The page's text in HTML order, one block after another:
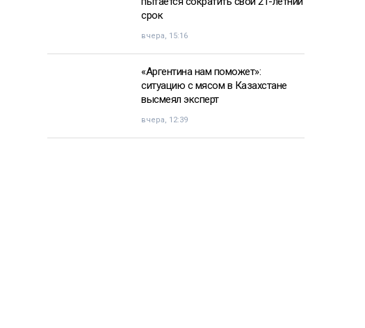
срок
вчера, 15:16
«Аргентина нам поможет»:
ситуацию с мясом в Казахстане
высмеял эксперт
вчера, 12:39